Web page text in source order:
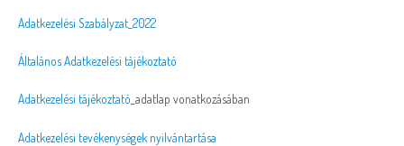
Adatkezelési Szabályzat_2022
Általános Adatkezelési tájékoztató
Adatkezelési tájékoztató _adatlap vonatkozásában
Adatkezelési tevékenységek nyilvántartása